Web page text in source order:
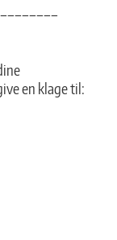
en klage til: